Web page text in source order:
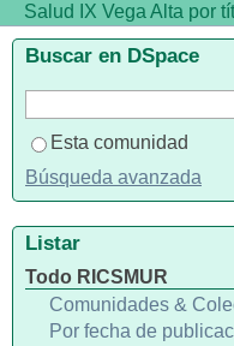
Salud IX Vega Alta por
Buscar en DSpace
Esta comunidad
Búsqueda avanzada
Listar
Todo RICSMUR
Comunidades &
Por fecha de